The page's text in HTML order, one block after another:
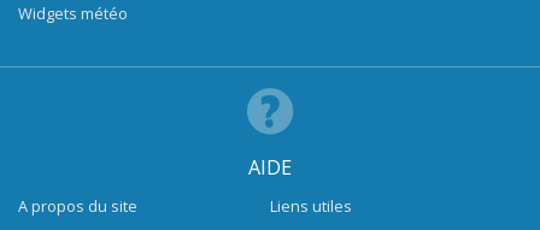
Widgets météo
AIDE
A propos du site
Liens utiles